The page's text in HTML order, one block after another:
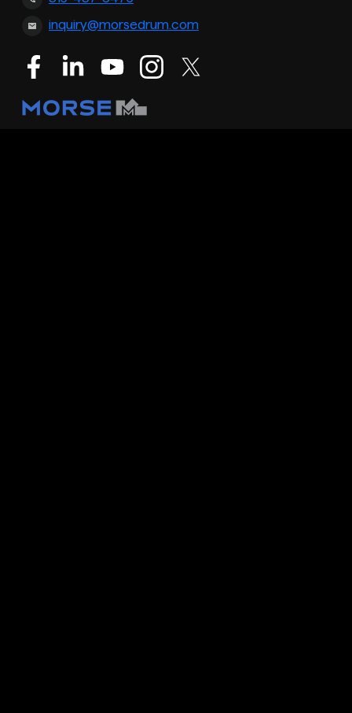
inquiry@morsedrum.com